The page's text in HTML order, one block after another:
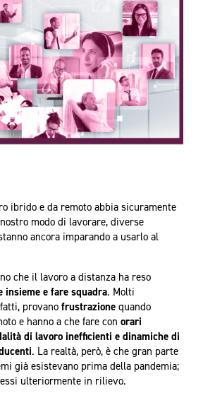
ibrido e da remoto abbia sicuramente
modo di lavorare, diverse
ancora imparando a usarlo al
che il lavoro a distanza ha reso
insieme e fare squadra. Molti
provano frustrazionequando
e hanno a che fare con orari
di lavoro inefficienti e dinamiche di
. La realtà, però, è che gran parte
già esistevano prima della pandemia;
ulteriormente in rilievo.